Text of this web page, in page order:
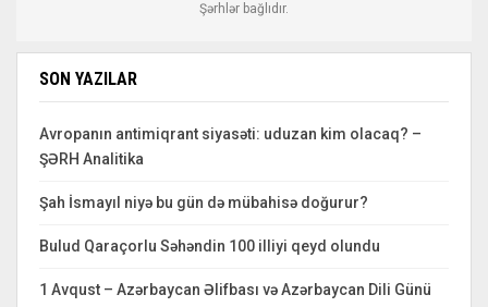
Şərhlər bağlıdır.
SON YAZILAR
Avropanın antimiqrant siyasəti: uduzan kim olacaq? –
ŞƏRH Analitika
Şah İsmayıl niyə bu gün də mübahisə doğurur?
Bulud Qaraçorlu Səhəndin 100 illiyi qeyd olundu
1 Avqust – Azərbaycan Əlifbası və Azərbaycan Dili Günü